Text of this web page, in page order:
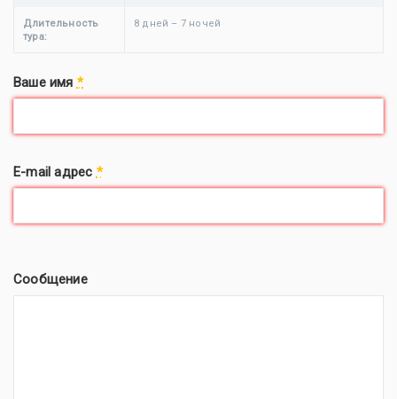
Длительность
тура:
8 дней – 7 ночей
Ваше имя *
E-mail адрес *
Сообщение